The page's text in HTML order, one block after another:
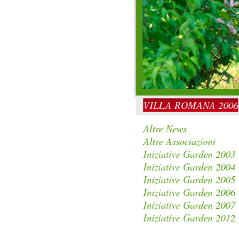
VILLA ROMANA 2006
Altre News
Altre Associazioni
Iniziative Garden 2003
Iniziative Garden 2004
Iniziative Garden 2005
Iniziative Garden 2006
Iniziative Garden 2007
Iniziative Garden 2012